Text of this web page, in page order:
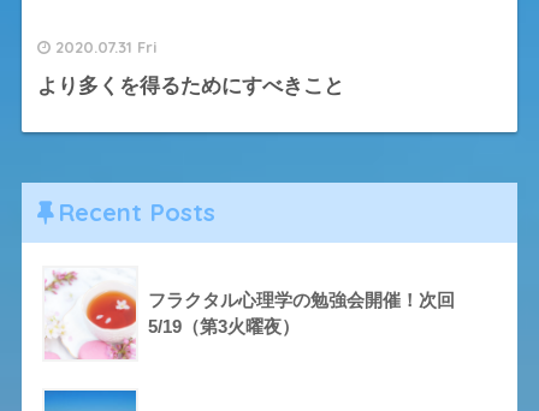
2020.07.31 Fri
より多くを得るためにすべきこと
Recent Posts
フラクタル心理学の勉強会開催！次回
5/19（第3火曜夜）